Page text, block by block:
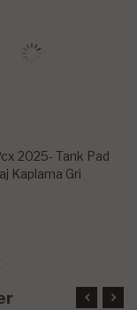
2025- Tank Pad
Kaplama Gri